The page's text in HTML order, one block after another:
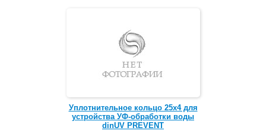
Уплотнительное кольцо 25х4 для
устройства УФ-обработки воды
dinUV PREVENT